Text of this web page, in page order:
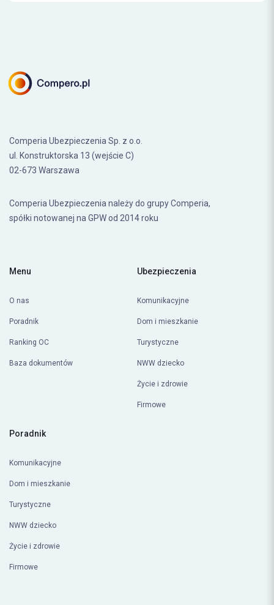
Comperia Ubezpieczenia Sp. z o.o.
ul. Konstruktorska 13 (wejście C)
02-673 Warszawa
Comperia Ubezpieczenia należy do grupy Comperia,
spółki notowanej na GPW od 2014 roku
Menu
O nas
Poradnik
Ranking OC
Baza dokumentów
Ubezpieczenia
Komunikacyjne
Dom i mieszkanie
Turystyczne
NWW dziecko
Życie i zdrowie
Firmowe
Poradnik
Komunikacyjne
Dom i mieszkanie
Turystyczne
NWW dziecko
Życie i zdrowie
Firmowe